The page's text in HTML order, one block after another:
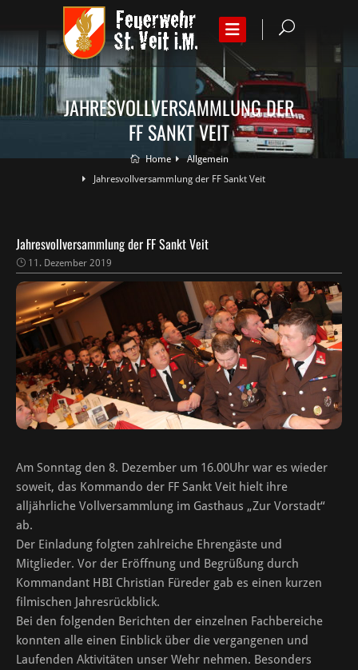
JAHRESVOLLVERSAMMLUNG DER
FF SANKT VEIT
Home
Allgemein
Jahresvollversammlung der FF Sankt Veit
Jahresvollversammlung der FF Sankt Veit
11. Dezember 2019
Am Sonntag den 8. Dezember um 16.00Uhr war es wieder
soweit, das Kommando der FF Sankt Veit hielt ihre
alljährliche Vollversammlung im Gasthaus „Zur Vorstadt“
ab.
Der Einladung folgten zahlreiche Ehrengäste und
Mitglieder. Vor der Eröffnung und Begrüßung durch
Kommandant HBI Christian Füreder gab es einen kurzen
filmischen Jahresrückblick.
Bei den folgenden Berichten der einzelnen Fachbereiche
konnten alle einen Einblick über die vergangenen und
Laufenden Aktivitäten unser Wehr nehmen. Besonders